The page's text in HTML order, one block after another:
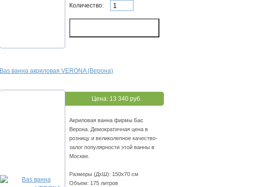
Количество:
Bas ванна акриловая VERONA (Верона)
Цена: 13 340 руб.
Акриловая ванна фирмы Бас
Верона. Демократичная цена в
розницу и великолепное качество-
залог популярности этой ванны в
Москве.
Размеры (ДхШ): 150х70 см
Объем: 175 литров